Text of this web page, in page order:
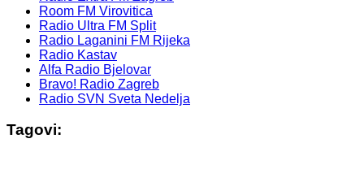
Room FM Virovitica
Radio Ultra FM Split
Radio Laganini FM Rijeka
Radio Kastav
Alfa Radio Bjelovar
Bravo! Radio Zagreb
Radio SVN Sveta Nedelja
Tagovi: